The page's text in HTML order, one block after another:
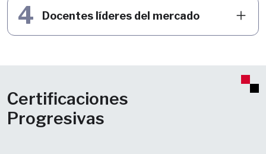
4 Docentes líderes del mercado
Certificaciones
Progresivas